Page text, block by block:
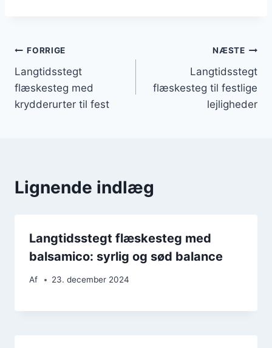
Indlægsnavigation
FORRIGE
Langtidsstegt
flæskesteg med
krydderurter til fest
NÆSTE
Langtidsstegt
flæskesteg til festlige
lejligheder
Lignende indlæg
Langtidsstegt flæskesteg med
balsamico: syrlig og sød balance
Af 23. december 2024